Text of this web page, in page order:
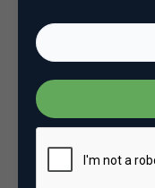
van nieuwe
marketing
Efteling, Philips,
AXA, Alliander,